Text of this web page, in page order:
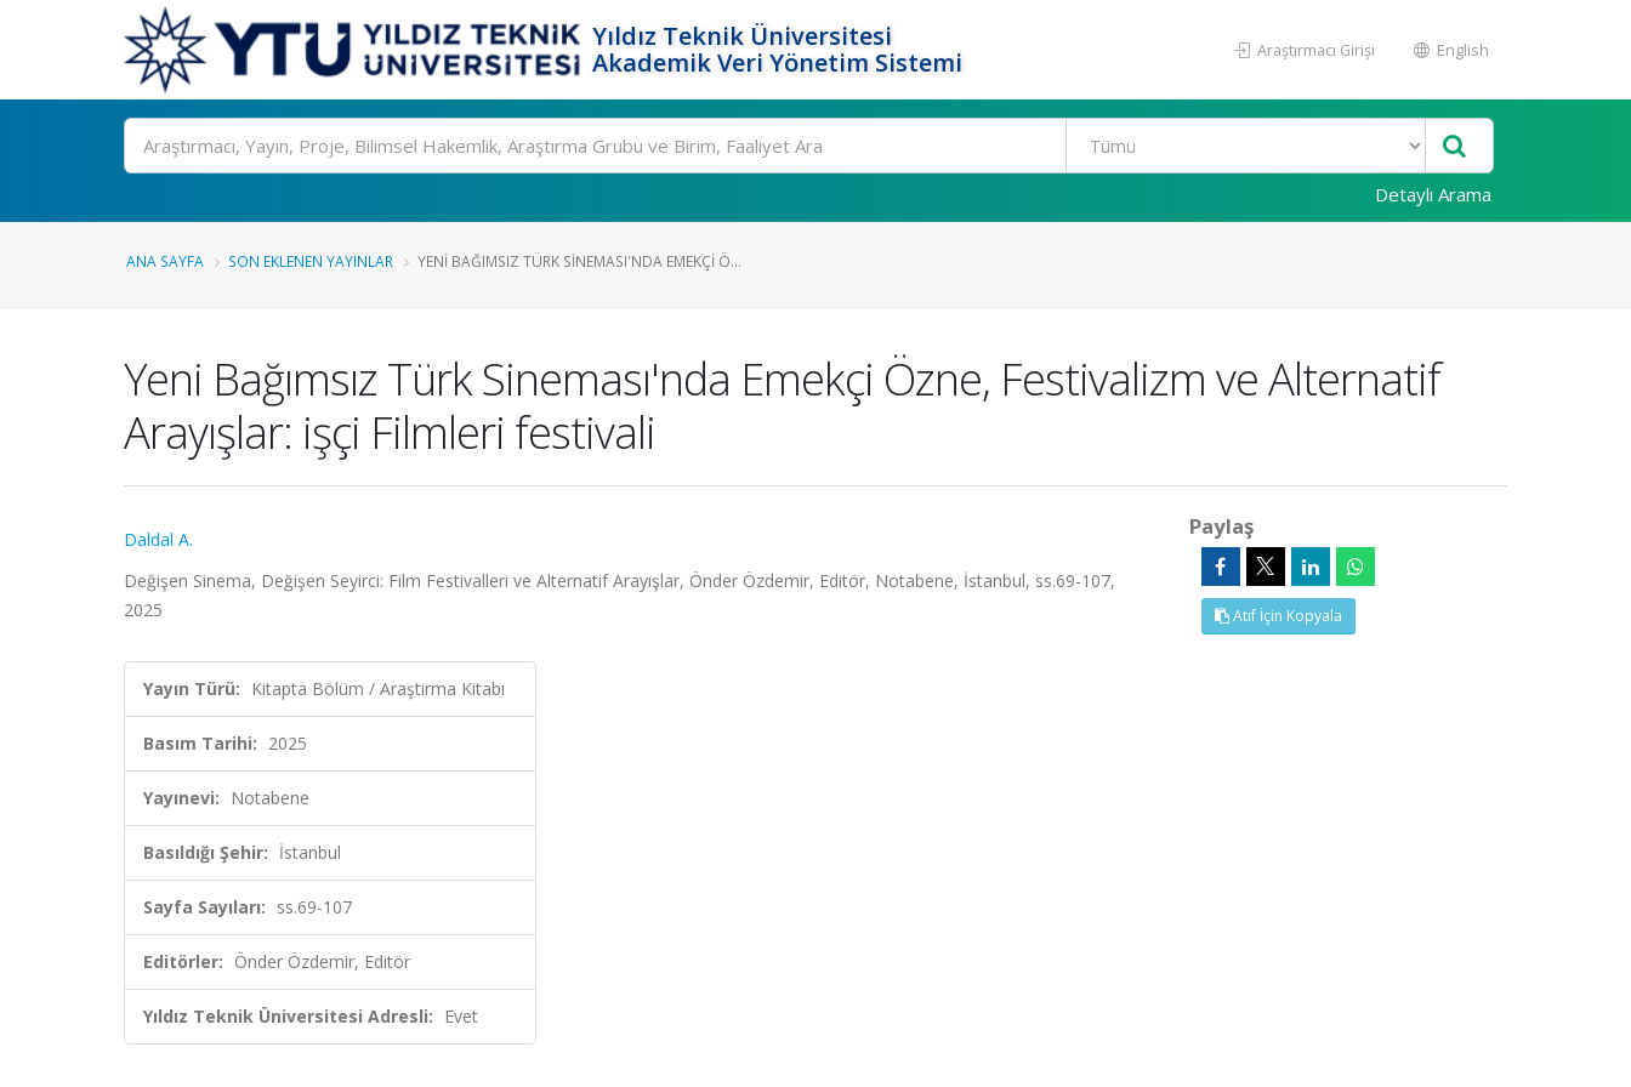
Yıldız Teknik Üniversitesi
Akademik Veri Yönetim Sistemi
Araştırmacı Girişi English
Ara
Detaylı Arama
ANA SAYFA SON EKLENEN YAYINLAR YENI BAĞIMSIZ TÜRK SINEMASI'NDA EMEKÇI Ö...
Yeni Bağımsız Türk Sineması'nda Emekçi Özne, Festivalizm ve Alternatif
Arayışlar: işçi Filmleri festivali
Daldal A.
Değişen Sinema, Değişen Seyirci: Film Festivalleri ve Alternatif Arayışlar, Önder Özdemir, Editör, Notabene, İstanbul, ss.69-107,
2025
Yayın Türü: Kitapta Bölüm / Araştırma Kitabı
Basım Tarihi: 2025
Yayınevi: Notabene
Basıldığı Şehir: İstanbul
Sayfa Sayıları: ss.69-107
Editörler: Önder Özdemir, Editör
Yıldız Teknik Üniversitesi Adresli: Evet
Paylaş
Atıf İçin Kopyala